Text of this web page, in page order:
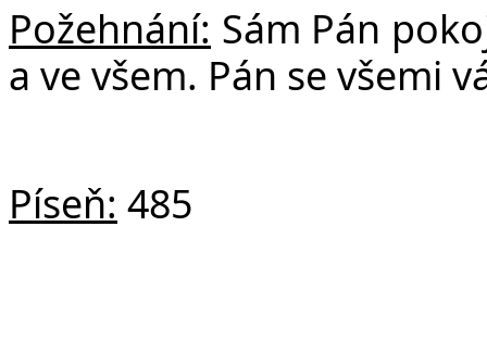
Požehnání: Sám Pán
a ve všem. Pán se všemi
Píseň: 485